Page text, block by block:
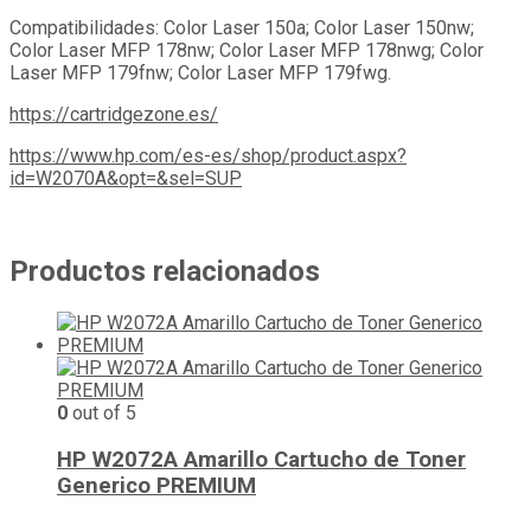
Compatibilidades: Color Laser 150a; Color Laser 150nw;
Color Laser MFP 178nw; Color Laser MFP 178nwg; Color
Laser MFP 179fnw; Color Laser MFP 179fwg.
https://cartridgezone.es/
https://www.hp.com/es-es/shop/product.aspx?
id=W2070A&opt=&sel=SUP
Productos relacionados
0 out of 5
HP W2072A Amarillo Cartucho de Toner
Generico PREMIUM